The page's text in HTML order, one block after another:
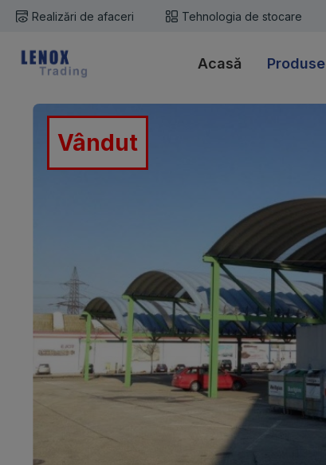
la conținutul principal
Sari la căutare
Sari la navigarea principală
Realizări de afaceri Tehnologia de stocare
Acasă Produse
Vândut
Sari peste galeria de imagini